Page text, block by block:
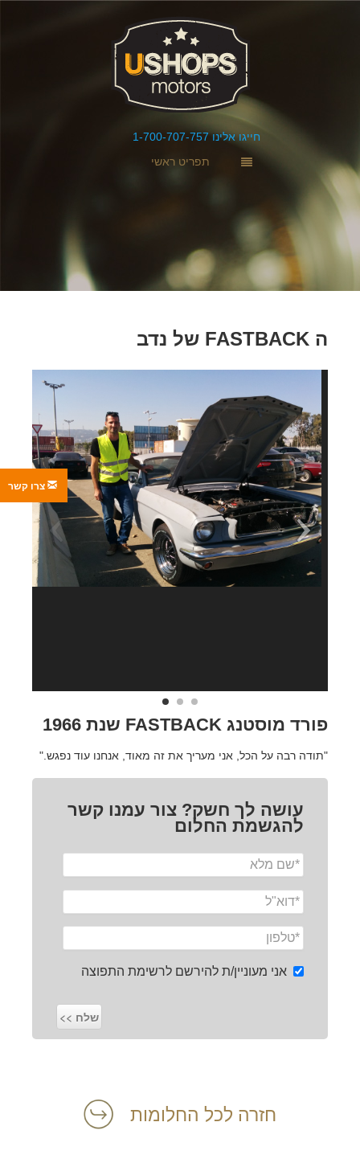
חייגו אלינו 1-700-707-757
תפריט ראשי
ה FASTBACK של נדב
פורד מוסטנג FASTBACK שנת 1966
"תודה רבה על הכל, אני מעריך את זה מאוד, אנחנו עוד נפגש."
עושה לך חשק? צור עמנו קשר
להגשמת החלום
אני מעוניין/ת להירשם לרשימת התפוצה
חזרה לכל החלומות
צרו קשר